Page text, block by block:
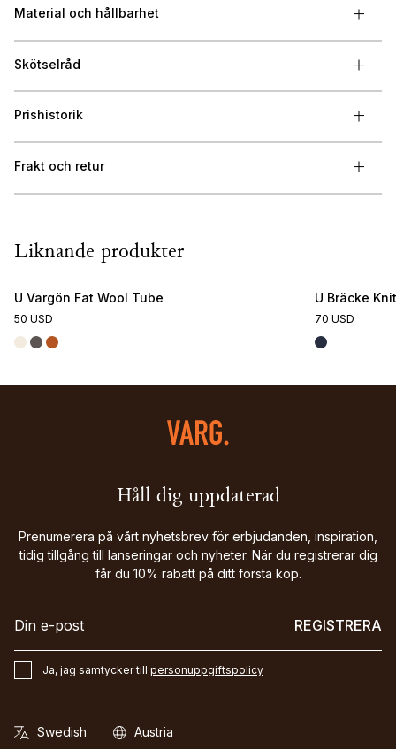
Material och hållbarhet
Skötselråd
Prishistorik
Frakt och retur
Liknande produkter
U Vargön Fat Wool Tube
50 USD
U Bräcke
70 USD
Håll dig uppdaterad
Prenumerera på vårt nyhetsbrev för erbjudanden, inspiration,
tidig tillgång till lanseringar och nyheter. När du registrerar dig
får du 10% rabatt på ditt första köp.
REGISTRERA
Ja, jag samtycker till personuppgiftspolicy